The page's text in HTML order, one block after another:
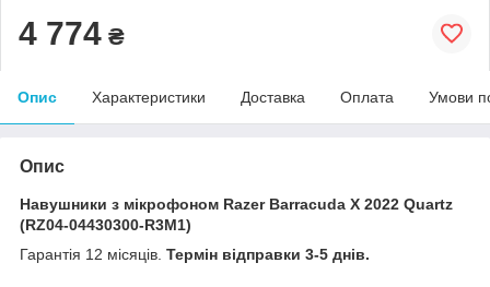
4 774 ₴
Опис Характеристики Доставка Оплата Умови
Опис
Навушники з мікрофоном Razer Barracuda X 2022 Quartz
(RZ04-04430300-R3M1)
Гарантія 12 місяців. Термін відправки 3-5 днів.